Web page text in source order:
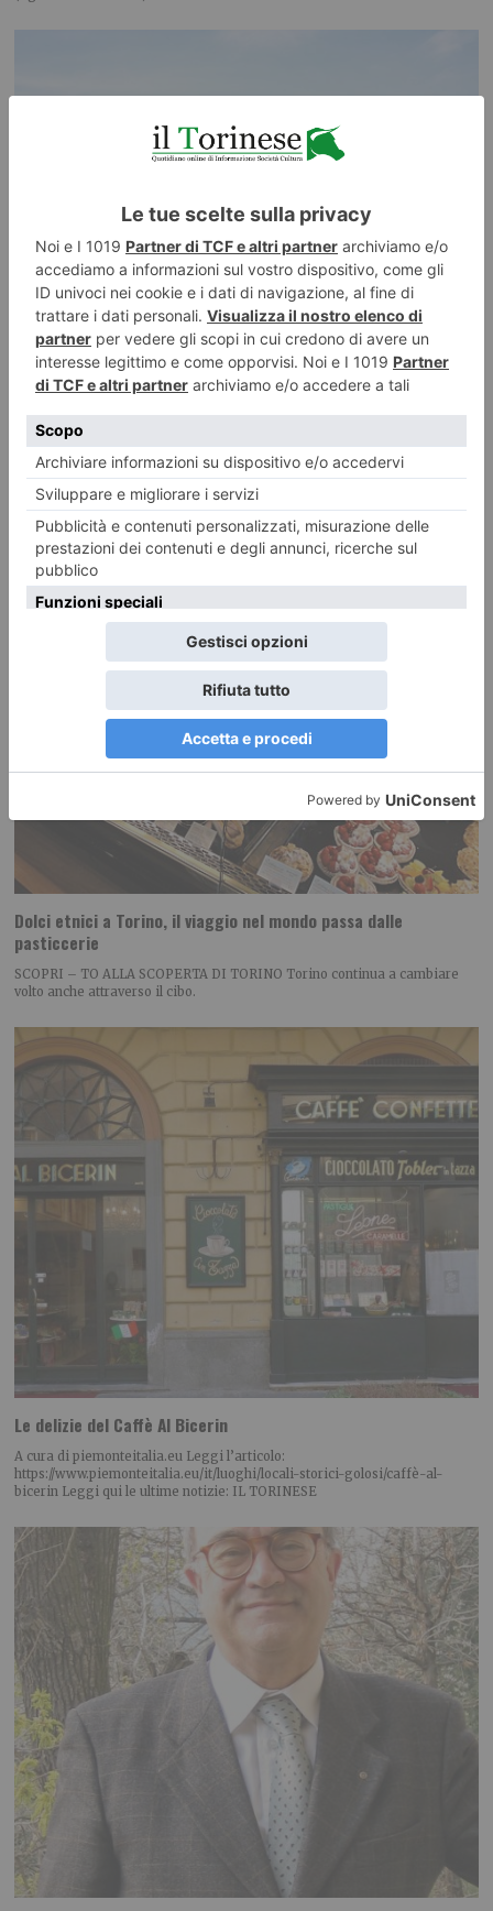
Sui treni storici alla scoperta del territorio
Si arricchisce ulteriormente l’offerta commerciale dei treni storici della
Fondazione FS con due nuovi itinerari d’autore
Dolci etnici a Torino, il viaggio nel mondo passa dalle
pasticcerie
SCOPRI – TO ALLA SCOPERTA DI TORINO Torino continua a cambiare
volto anche attraverso il cibo.
Le delizie del Caffè Al Bicerin
A cura di piemonteitalia.eu Leggi l’articolo:
https://www.piemonteitalia.eu/it/luoghi/locali-storici-golosi/caffè-al-
bicerin Leggi qui le ultime notizie: IL TORINESE